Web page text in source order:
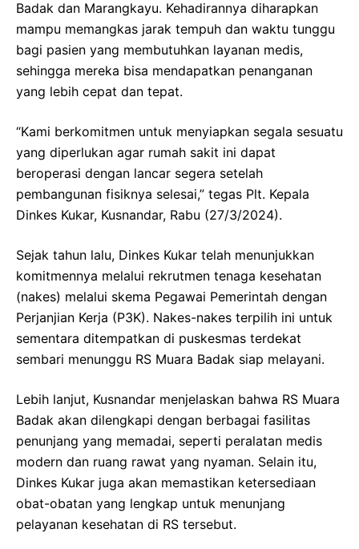
Badak dan Marangkayu. Kehadirannya diharapkan
mampu memangkas jarak tempuh dan waktu tunggu
bagi pasien yang membutuhkan layanan medis,
sehingga mereka bisa mendapatkan penanganan
yang lebih cepat dan tepat.
“Kami berkomitmen untuk menyiapkan segala sesuatu
yang diperlukan agar rumah sakit ini dapat
beroperasi dengan lancar segera setelah
pembangunan fisiknya selesai,” tegas Plt. Kepala
Dinkes Kukar, Kusnandar, Rabu (27/3/2024).
Sejak tahun lalu, Dinkes Kukar telah menunjukkan
komitmennya melalui rekrutmen tenaga kesehatan
(nakes) melalui skema Pegawai Pemerintah dengan
Perjanjian Kerja (P3K). Nakes-nakes terpilih ini untuk
sementara ditempatkan di puskesmas terdekat
sembari menunggu RS Muara Badak siap melayani.
Lebih lanjut, Kusnandar menjelaskan bahwa RS Muara
Badak akan dilengkapi dengan berbagai fasilitas
penunjang yang memadai, seperti peralatan medis
modern dan ruang rawat yang nyaman. Selain itu,
Dinkes Kukar juga akan memastikan ketersediaan
obat-obatan yang lengkap untuk menunjang
pelayanan kesehatan di RS tersebut.